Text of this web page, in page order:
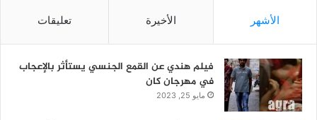
الأشهر الأخيرة تعليقات
فيلم هندي عن القمع الجنسي يستأثر بالإعجاب
في مهرجان كان
مايو 25, 2023